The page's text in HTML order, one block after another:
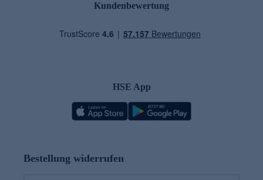
Kundenbewertung
HSE App
Bestellung widerrufen